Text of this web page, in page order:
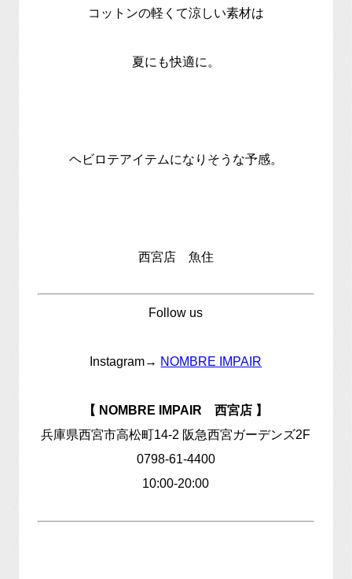
コットンの軽くて涼しい素材は
夏にも快適に。
ヘビロテアイテムになりそうな予感。
西宮店 魚住
Follow us
Instagram→ NOMBRE IMPAIR
【 NOMBRE IMPAIR 西宮店 】
兵庫県西宮市高松町14-2 阪急西宮ガーデンズ2F
0798-61-4400
10:00-20:00